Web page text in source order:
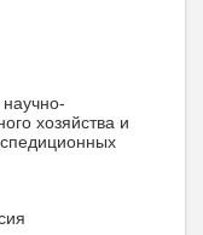
хозяйства и